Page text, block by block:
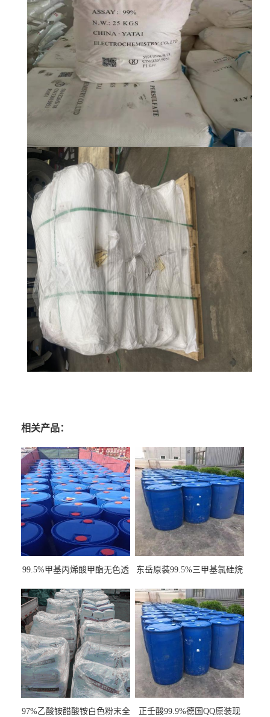
相关产品：
99.5%甲基丙烯酸甲酯无色透
东岳原装99.5%三甲基氯硅烷
97%乙酸铵醋酸铵白色粉末全
正壬酸99.9%德国QQ原装现